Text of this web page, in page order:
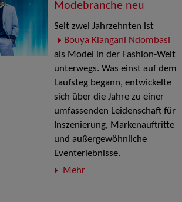
Modebranche neu
Seit zwei Jahrzehnten ist
Bouya Kiangani Ndombasi
als Model in der Fashion-Welt
unterwegs. Was einst auf dem
Laufsteg begann, entwickelte
sich über die Jahre zu einer
umfassenden Leidenschaft für
Inszenierung, Markenauftritte
und außergewöhnliche
Eventerlebnisse.
Mehr